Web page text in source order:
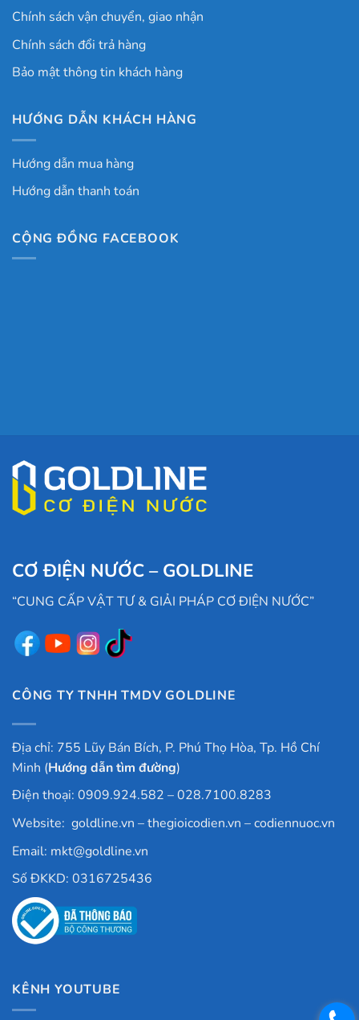
Chính sách vận chuyển, giao nhận
Chính sách đổi trả hàng
Bảo mật thông tin khách hàng
HƯỚNG DẪN KHÁCH HÀNG
Hướng dẫn mua hàng
Hướng dẫn thanh toán
CỘNG ĐỒNG FACEBOOK
CƠ ĐIỆN NƯỚC – GOLDLINE
“CUNG CẤP VẬT TƯ & GIẢI PHÁP CƠ ĐIỆN NƯỚC”
CÔNG TY TNHH TMDV GOLDLINE
Địa chỉ: 755 Lũy Bán Bích, P. Phú Thọ Hòa, Tp. Hồ Chí
Minh (Hướng dẫn tìm đường)
Điện thoại: 0909.924.582 – 028.7100.8283
Website: goldline.vn –thegioicodien.vn –codiennuoc.vn
Email: mkt@goldline.vn
Số ĐKKD: 0316725436
KÊNH YOUTUBE